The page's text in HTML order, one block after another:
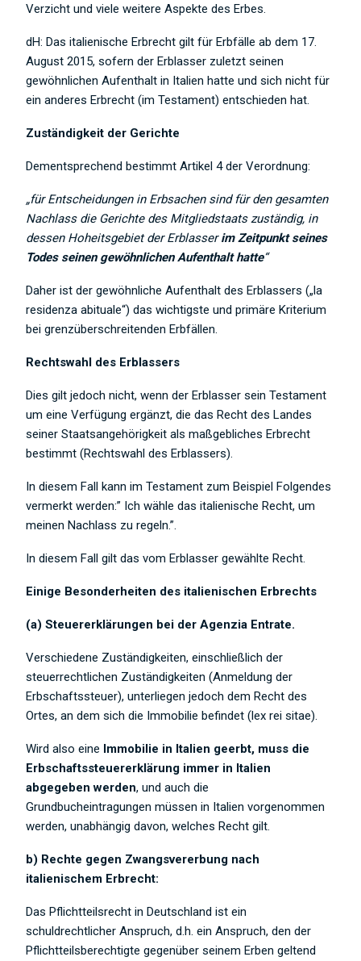
Verzicht und viele weitere Aspekte des Erbes.
dH: Das italienische Erbrecht gilt für Erbfälle ab dem 17.
August 2015, sofern der Erblasser zuletzt seinen
gewöhnlichen Aufenthalt in Italien hatte und sich nicht für
ein anderes Erbrecht (im Testament) entschieden hat.
Zuständigkeit der Gerichte
Dementsprechend bestimmt Artikel 4 der Verordnung:
„für Entscheidungen in Erbsachen sind für den gesamten
Nachlass die Gerichte des Mitgliedstaats zuständig, in
dessen Hoheitsgebiet der Erblasserim Zeitpunkt seines
Todes seinen gewöhnlichen Aufenthalt hatte“
Daher ist der gewöhnliche Aufenthalt des Erblassers („la
residenza abituale“) das wichtigste und primäre Kriterium
bei grenzüberschreitenden Erbfällen.
Rechtswahl des Erblassers
Dies gilt jedoch nicht, wenn der Erblasser sein Testament
um eine Verfügung ergänzt, die das Recht des Landes
seiner Staatsangehörigkeit als maßgebliches Erbrecht
bestimmt (Rechtswahl des Erblassers).
In diesem Fall kann im Testament zum Beispiel Folgendes
vermerkt werden:” Ich wähle das italienische Recht, um
meinen Nachlass zu regeln.”.
In diesem Fall gilt das vom Erblasser gewählte Recht.
Einige Besonderheiten des italienischen Erbrechts
(a) Steuererklärungen bei der Agenzia Entrate.
Verschiedene Zuständigkeiten, einschließlich der
steuerrechtlichen Zuständigkeiten (Anmeldung der
Erbschaftssteuer), unterliegen jedoch dem Recht des
Ortes, an dem sich die Immobilie befindet (lex rei sitae).
Wird also eine Immobilie in Italien geerbt, muss die
Erbschaftssteuererklärung immer in Italien
abgegeben werden, und auch die
Grundbucheintragungen müssen in Italien vorgenommen
werden, unabhängig davon, welches Recht gilt.
b) Rechte gegen Zwangsvererbung nach
italienischem Erbrecht:
Das Pflichtteilsrecht in Deutschland ist ein
schuldrechtlicher Anspruch, d.h. ein Anspruch, den der
Pflichtteilsberechtigte gegenüber seinem Erben geltend